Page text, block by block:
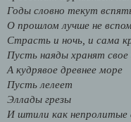
Годы словно текут
О прошлом лучше не
Страсть и ночь, и сама
Пусть наяды хранят свое
А кудрявое древнее море
Пусть лелеет
Эллады грезы
И штили как непролитые